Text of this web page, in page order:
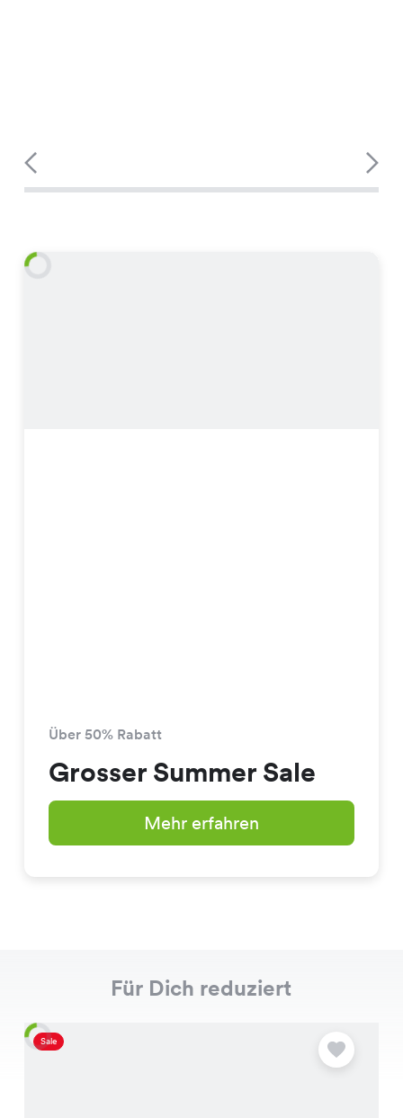
Über 50% Rabatt
Grosser Summer Sale
Mehr erfahren
Für Dich reduziert
Sale